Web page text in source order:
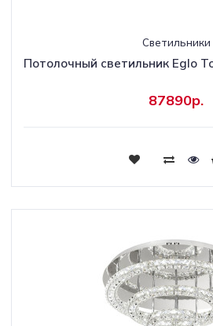
Светильники
Потолочный светильник Eglo
87890р.